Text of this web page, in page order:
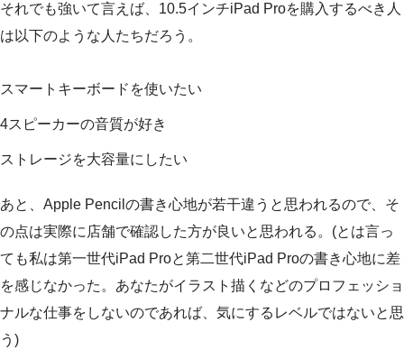
それでも強いて言えば、10.5インチiPad Proを購入するべき人
は以下のような人たちだろう。
スマートキーボードを使いたい
4スピーカーの音質が好き
ストレージを大容量にしたい
あと、Apple Pencilの書き心地が若干違うと思われるので、そ
の点は実際に店舗で確認した方が良いと思われる。(とは言っ
ても私は第一世代iPad Proと第二世代iPad Proの書き心地に差
を感じなかった。あなたがイラスト描くなどのプロフェッショ
ナルな仕事をしないのであれば、気にするレベルではないと思
う)